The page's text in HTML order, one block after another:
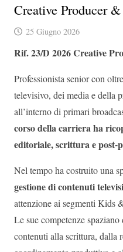
Creative Producer
25 Giugno 2026
Rif. 23/D 2026Creative
Professionista senior con
televisivo, dei media e della
all’interno di primari
corso della carriera ha
editoriale, scrittura e post-
Nel tempo ha costruito una
gestione di contenuti
attenzione ai segmenti Kids
Le sue competenze
contenuti alla scrittura, dalla